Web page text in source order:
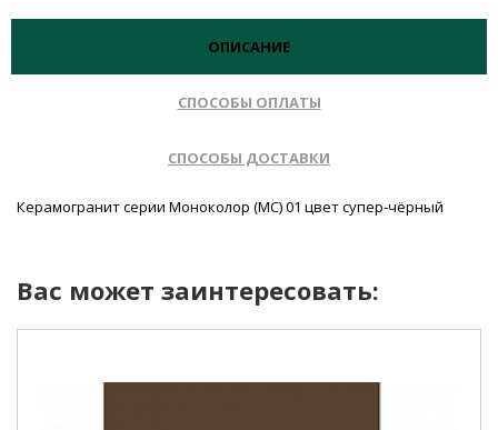
ОПИСАНИЕ
СПОСОБЫ ОПЛАТЫ
СПОСОБЫ ДОСТАВКИ
Керамогранит серии Моноколор (MC) 01 цвет супер-чёрный
Вас может заинтересовать: